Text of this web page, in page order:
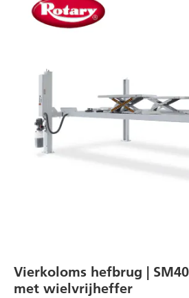
Vierkoloms hefbrug |
met wielvrijheffer